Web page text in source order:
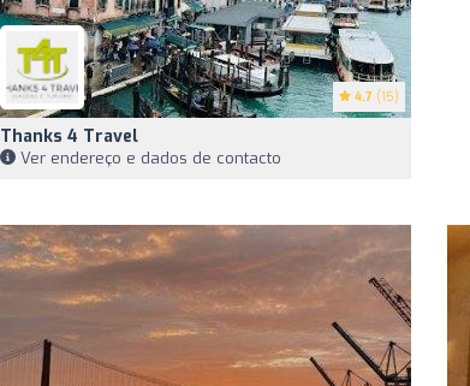
4.7 (15)
Thanks 4 Travel
Ver endereço e dados de contacto